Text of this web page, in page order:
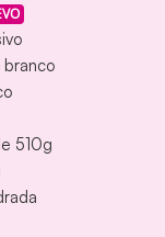
branco
510g